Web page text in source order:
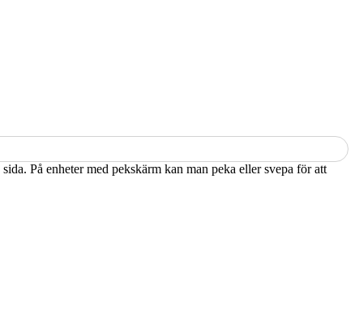
På enheter med pekskärm kan man peka eller svepa för att